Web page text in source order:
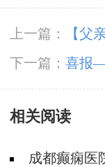
上一篇：
【父
友谊医院陈葵
助惠及癫痫患
下一篇： 喜报
任、李江波主
会会员
相关阅读
成都癫痫医